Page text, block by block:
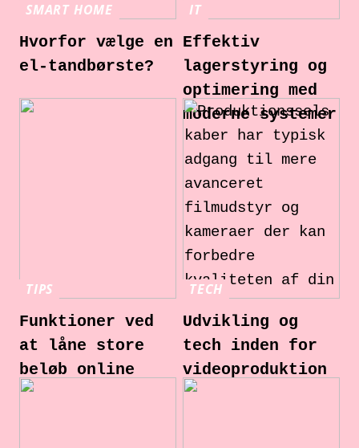
SMART HOME
Hvorfor vælge en
el-tandbørste?
IT
Effektiv
lagerstyring og
optimering med
moderne systemer
TIPS
Funktioner ved
at låne store
beløb online
TECH
Udvikling og
tech inden for
videoproduktion